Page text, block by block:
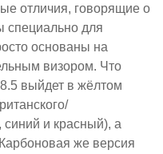
отличия, говорящие о
специально для
основаны на
визором. Что
8.5 выйдет в жёлтом
синий и красный), а
же версия